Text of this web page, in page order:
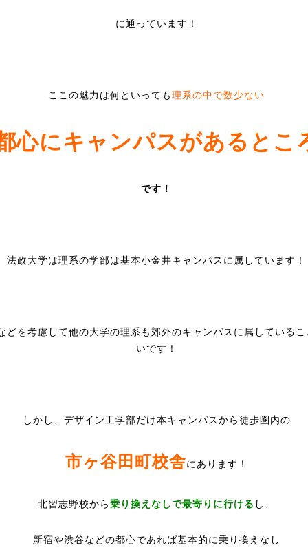
に通っています！
ここの魅力は何といっても理系の中で数少ない
心にキャンパスがあるとこ
です！
法政大学は理系の学部は基本小金井キャンパスに属しています！
どを考慮して他の大学の理系も郊外のキャンパスに属している
いです！
しかし、デザイン工学部だけ本キャンパスから徒歩圏内の
市ヶ谷田町校舎にあります！
北習志野校から乗り換えなしで最寄りに行ける し、
新宿や渋谷などの都心であれば基本的に乗り換えなし